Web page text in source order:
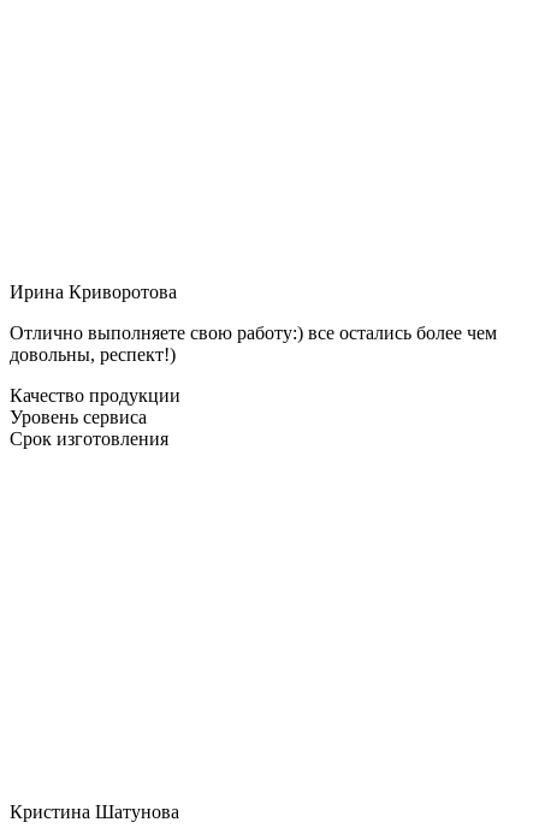
Ирина Криворотова
Отлично выполняете свою работу:) все остались более чем
довольны, респект!)
Качество продукции
Уровень сервиса
Срок изготовления
Кристина Шатунова